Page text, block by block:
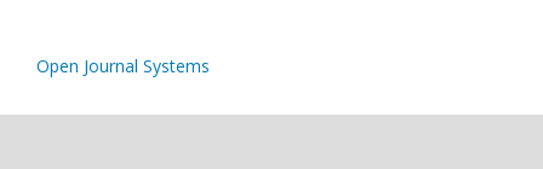
Open Journal Systems